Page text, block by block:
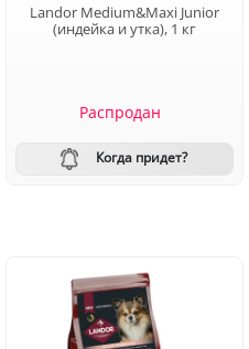
Landor Medium&Maxi Junior
(индейка и утка), 1 кг
Распродан
Когда придет?